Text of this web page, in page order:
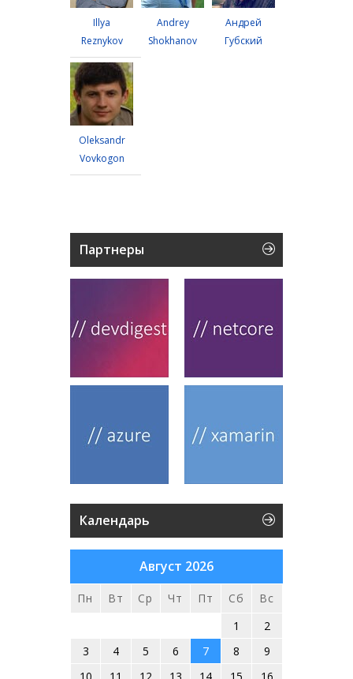
Illya
Reznykov
Andrey
Shokhanov
Андрей
Губский
Oleksandr
Vovkogon
Партнеры
Календарь
Август 2026
Пн Вт Ср Чт Пт Сб
Вс
1
2
3
4 5 6 7 8
9